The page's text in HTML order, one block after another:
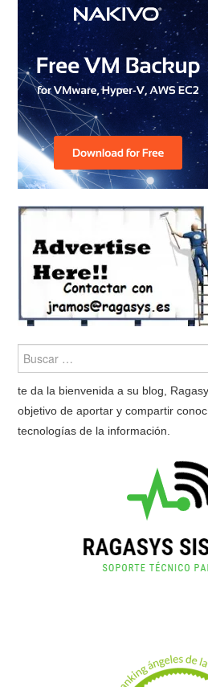
te da la bienvenida a su blog,
objetivo de aportar y compartir
tecnologías de la información.